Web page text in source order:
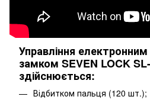
Управління
замком SEVEN LOCK
здійснюється:
Відбитком пальця (120 шт.);